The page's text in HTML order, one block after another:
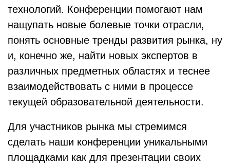
технологий. Конференции помогают нам
нащупать новые болевые точки отрасли,
понять основные тренды развития рынка, ну
и, конечно же, найти новых экспертов в
различных предметных областях и теснее
взаимодействовать с ними в процессе
текущей образовательной деятельности.
Для участников рынка мы стремимся
сделать наши конференции уникальными
площадками как для презентации своих